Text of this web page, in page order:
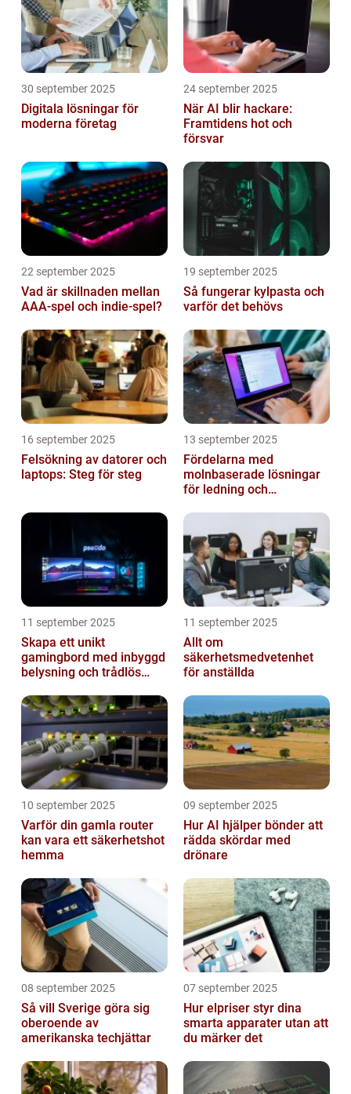
30 september 2025
Digitala lösningar för
moderna företag
24 september 2025
När AI blir hackare:
Framtidens hot och
försvar
22 september 2025
Vad är skillnaden mellan
AAA-spel och indie-spel?
19 september 2025
Så fungerar kylpasta och
varför det behövs
16 september 2025
Felsökning av datorer och
laptops: Steg för steg
13 september 2025
Fördelarna med
molnbaserade lösningar
för ledning och
11 september 2025
Skapa ett unikt
gamingbord med inbyggd
belysning och trådlös
11 september 2025
Allt om
säkerhetsmedvetenhet
för anställda
10 september 2025
Varför din gamla router
kan vara ett säkerhetshot
hemma
09 september 2025
Hur AI hjälper bönder att
rädda skördar med
drönare
08 september 2025
Så vill Sverige göra sig
oberoende av
amerikanska techjättar
07 september 2025
Hur elpriser styr dina
smarta apparater utan att
du märker det